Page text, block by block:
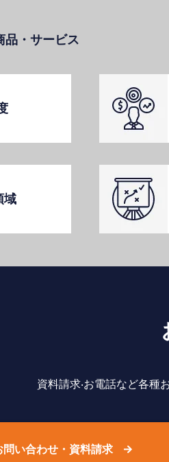
品・サービス
域
資料請求‧お電話など各種
問い合わせ・資料請求